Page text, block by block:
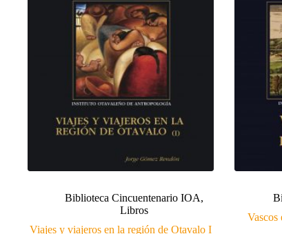
Biblioteca Cincuentenario IOA,
Libros
Viajes y viajeros en la región de Otavalo I